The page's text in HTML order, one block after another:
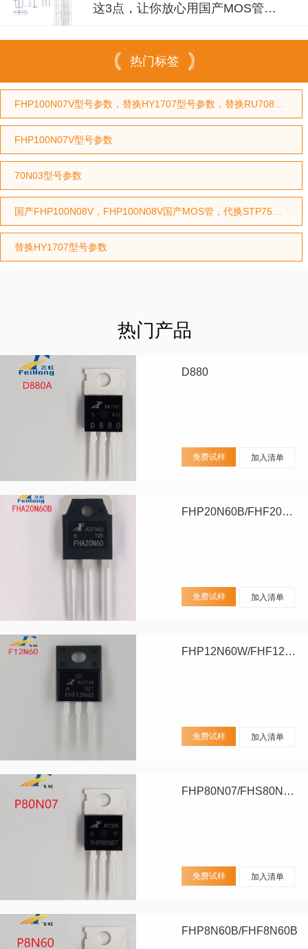
这3点，让你放心用国产MOS管替
热门标签
FHP100N07V型号参数
70N03型号参数
替换HY1707型号参数
热门产品
D880
免费试样 加入清单
FHP20N60B/FHF20N60B/FHA20N60B
免费试样 加入清单
FHP12N60W/FHF12N60W
免费试样 加入清单
FHP80N07/FHS80N07/FHD80N07
免费试样 加入清单
FHP8N60B/FHF8N60B